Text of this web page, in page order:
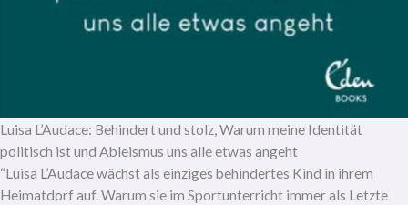
Luisa L’Audace: Behindert und stolz, Warum meine Identität
politisch ist und Ableismus uns alle etwas angeht
“Luisa L’Audace wächst als einziges behindertes Kind in ihrem
Heimatdorf auf. Warum sie im Sportunterricht immer als Letzte